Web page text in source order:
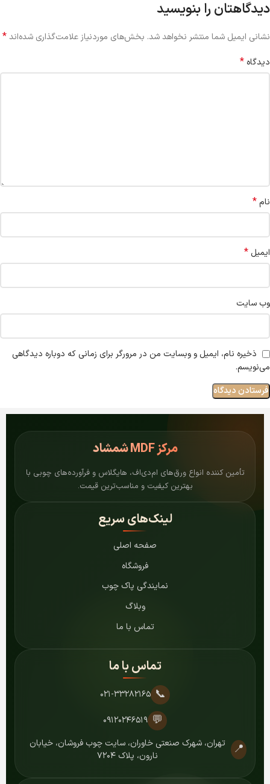
دیدگاهتان را بنویسید
نشانی ایمیل شما منتشر نخواهد شد. بخش‌های موردنیاز علامت‌گذاری شده‌اند*
دیدگاه *
نام*
ایمیل *
وب‌ سایت
ذخیره نام، ایمیل و وبسایت من در مرورگر برای زمانی که دوباره دیدگاهی
می‌نویسم.
مرکزMDF شمشاد
تأمین کننده انواع ورق‌های ام‌دی‌اف، هایگلاس و فرآورده‌های چوبی با
بهترین کیفیت و مناسب‌ترین قیمت.
لینک‌های سریع
صفحه اصلی
فروشگاه
نمایندگی پاک چوب
وبلاگ
تماس با ما
تماس با ما
📞 ۰۲۱-۳۳۲۸۲۱۶۵
💬 ۰۹۱۲۰۲۴۶۵۱۹
📍
تهران، شهرک صنعتی خاوران، سایت چوب فروشان، خیابان
نارون، پلاک ۷۲۰۴